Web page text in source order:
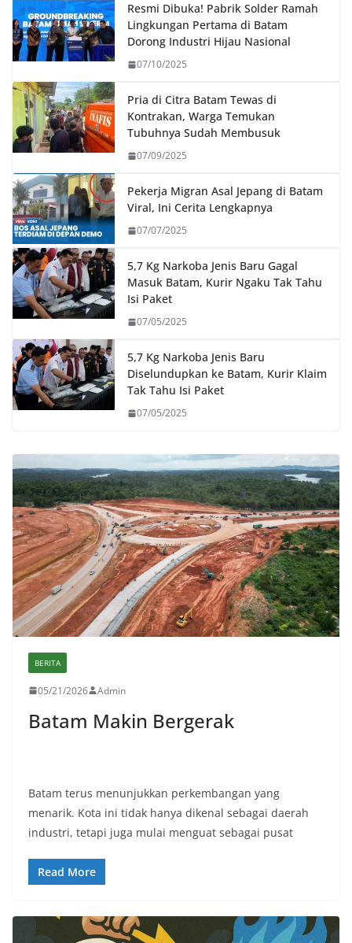
Resmi Dibuka! Pabrik Solder Ramah
Lingkungan Pertama di Batam
Dorong Industri Hijau Nasional
07/10/2025
Pria di Citra Batam Tewas di
Kontrakan, Warga Temukan
Tubuhnya Sudah Membusuk
07/09/2025
Pekerja Migran Asal Jepang di Batam
Viral, Ini Cerita Lengkapnya
07/07/2025
5,7 Kg Narkoba Jenis Baru Gagal
Masuk Batam, Kurir Ngaku Tak Tahu
Isi Paket
07/05/2025
5,7 Kg Narkoba Jenis Baru
Diselundupkan ke Batam, Kurir Klaim
Tak Tahu Isi Paket
07/05/2025
BERITA
05/21/2026 Admin
Batam Makin Bergerak
Batam terus menunjukkan perkembangan yang
menarik. Kota ini tidak hanya dikenal sebagai daerah
industri, tetapi juga mulai menguat sebagai pusat
Read More